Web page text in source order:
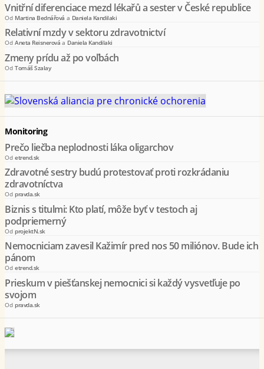
Vnitřní diferenciace mezd lékařů a sester v České republice
Od Martina Bednářová a Daniela Kandilaki
Relativní mzdy v sektoru zdravotnictví
Od Aneta Reisnerová a Daniela Kandilaki
Zmeny prídu až po voľbách
Od Tomáš Szalay
Monitoring
Prečo liečba neplodnosti láka oligarchov
Od etrend.sk
Zdravotné sestry budú protestovať proti rozkrádaniu
zdravotníctva
Od pravda.sk
Biznis s titulmi: Kto platí, môže byť v testoch aj
podpriemerný
Od projektN.sk
Nemocniciam zavesil Kažimír pred nos 50 miliónov. Bude ich
pánom
Od etrend.sk
Prieskum v piešťanskej nemocnici si každý vysvetľuje po
svojom
Od pravda.sk